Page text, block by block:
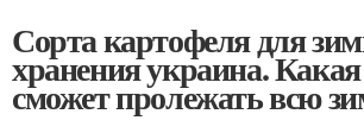
Сорта картофеля для
хранения украина.
сможет пролежать всю